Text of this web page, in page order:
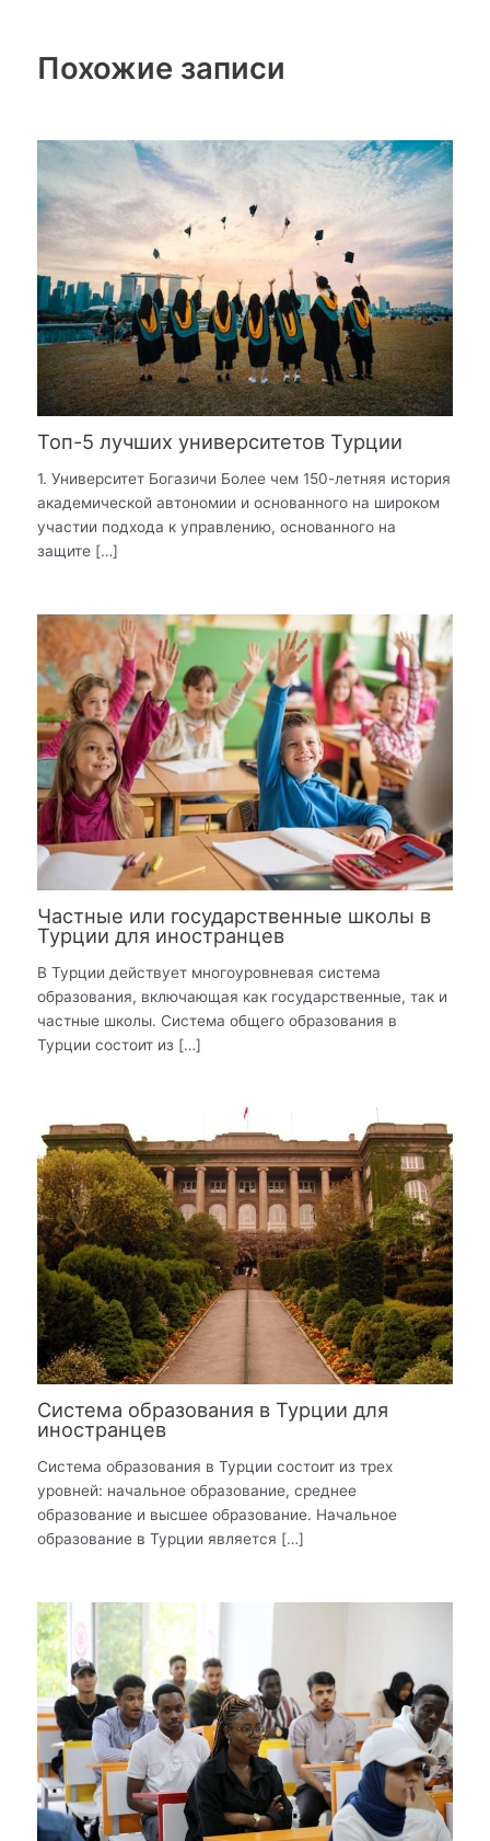
Похожие записи
Топ-5 лучших университетов Турции
1. Университет Богазичи Более чем 150-летняя история
академической автономии и основанного на широком
участии подхода к управлению, основанного на
защите […]
Частные или государственные школы в
Турции для иностранцев
В Турции действует многоуровневая система
образования, включающая как государственные, так и
частные школы. Система общего образования в
Турции состоит из […]
Система образования в Турции для
иностранцев
Система образования в Турции состоит из трех
уровней: начальное образование, среднее
образование и высшее образование. Начальное
образование в Турции является […]